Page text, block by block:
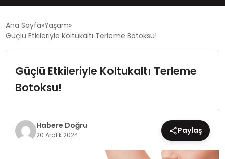
SİYASET
TEKNOLOJİ
Ana Sayfa Yaşam
Güçlü Etkileriyle Koltukaltı Terleme Botoksu!
Güçlü Etkileriyle Koltukaltı Terleme
Botoksu!
Habere Doğru
20 Aralık 2024 Paylaş